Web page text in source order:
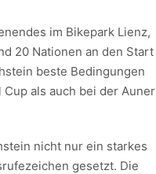
im Bikepark Lienz,
20 Nationen an den Start
beste Bedingungen
als auch bei der Auner
nicht nur ein starkes
gesetzt. Die